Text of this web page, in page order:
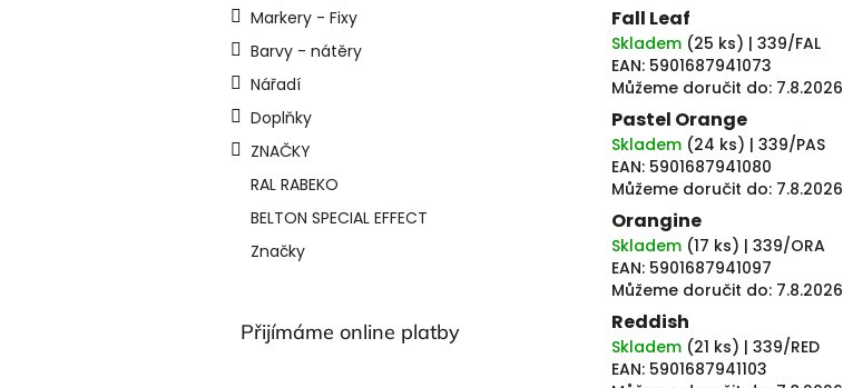
Markery - Fixy
Barvy - nátěry
Nářadí
Doplňky
ZNAČKY
RAL RABEKO
BELTON SPECIAL EFFECT
Značky
Přijímáme online platby
Fall Leaf
Skladem (25 ks) | 339/FAL
EAN: 5901687941073
Můžeme doručit do: 7.8.2026
Pastel Orange
Skladem (24 ks) | 339/PAS
EAN: 5901687941080
Můžeme doručit do: 7.8.2026
Orangine
Skladem (17 ks) | 339/ORA
EAN: 5901687941097
Můžeme doručit do: 7.8.2026
Reddish
Skladem (21 ks) | 339/RED
EAN: 5901687941103